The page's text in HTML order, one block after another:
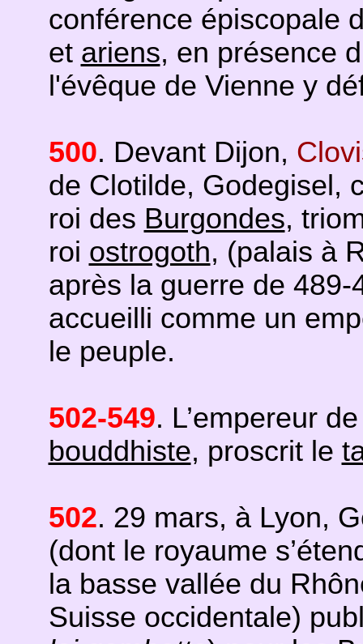
conférence épiscopale
et ariens, en présence
l'évêque de Vienne y
500. Devant Dijon,
de Clotilde, Godegisel,
roi des Burgondes,
roi ostrogoth, (palais à
après la guerre de
accueilli comme un
le peuple.
502-549. L’empereur
bouddhiste, proscrit le
502. 29 mars, à Lyon,
(dont le royaume
la basse vallée du
Suisse occidentale)